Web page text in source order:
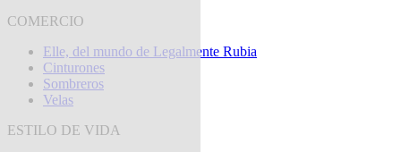
COMERCIO
Elle, del mundo de Legalmente Rubia
Cinturones
Sombreros
Velas
ESTILO DE VIDA